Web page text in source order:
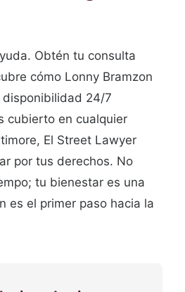
Obtén tu consulta
cómo Lonny Bramzon
24/7
cubierto en cualquier
El Street Lawyer
por tus derechos. No
tu bienestar es una
es el primer paso hacia la